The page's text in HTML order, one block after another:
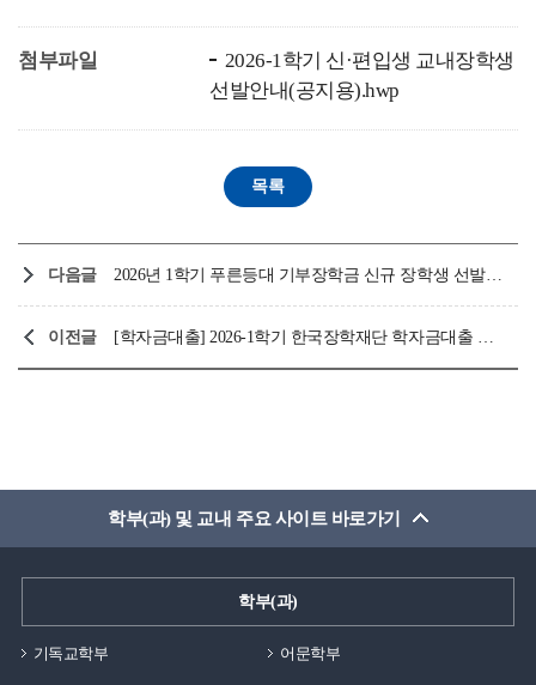
첨부파일
2026-1학기 신·편입생 교내장학생
선발안내(공지용).hwp
다음글 2026년 1학기 푸른등대 기부장학금 신규 장학생 선발 모집 안내
이전글
학부(과) 및 교내 주요 사이트 바로가기
학부(과)
기독교학부 어문학부